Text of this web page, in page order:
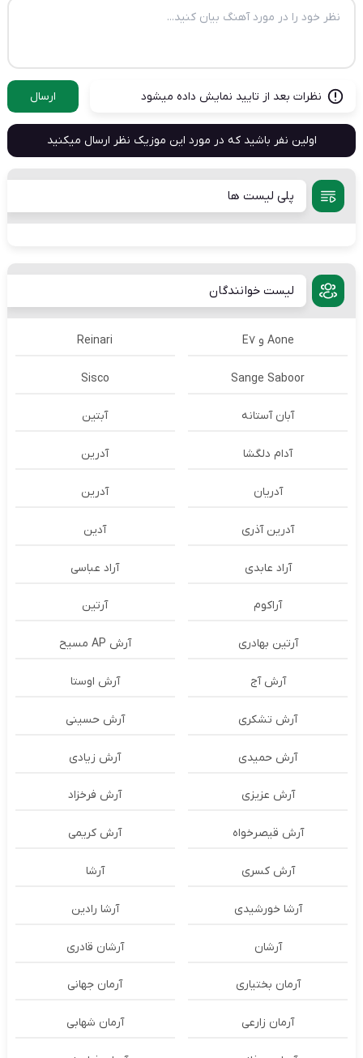
نظرات بعد از تایید نمایش داده میشود ارسال
اولین نفر باشید که در مورد این موزیک نظر ارسال میکنید
پلی لیست ها
لیست خوانندگان
Aone و E7 Reinari
Sange Saboor
Sisco
آبان آستانه آبتین
آدام دلگشا آدرين
آدریان آدرین
آدرین آذری آدین
آراد عابدی آراد عباسی
آراکوم آرتین
آرتین بهادری آرش AP مسیح
آرش آج آرش اوستا
آرش تشکری آرش حسینی
آرش حمیدی آرش زیادی
آرش عزیزی آرش فرخزاد
آرش قیصرخواه آرش کریمی
آرش کسری آرشا
آرشا خورشیدی آرشا رادین
آرشان آرشان قادری
آرمان بختیاری آرمان جهانی
آرمان زارعی آرمان شهابی